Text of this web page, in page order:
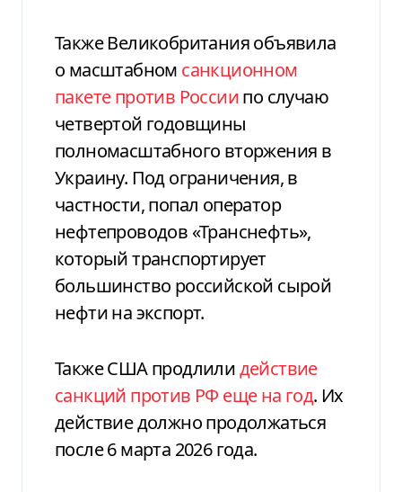
Также Великобритания объявила
о масштабном санкционном
пакете против Россиипо случаю
четвертой годовщины
полномасштабного вторжения в
Украину. Под ограничения, в
частности, попал оператор
нефтепроводов «Транснефть»,
который транспортирует
большинство российской сырой
нефти на экспорт.
Также США продлилидействие
санкций против РФ еще на год. Их
действие должно продолжаться
после 6 марта 2026 года.